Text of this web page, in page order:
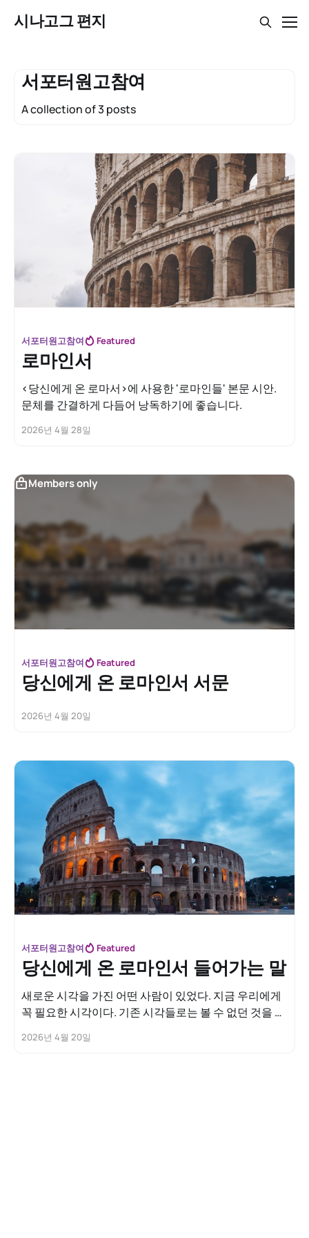
시나고그 편지
서포터원고참여
A collection of 3 posts
서포터원고참여 Featured
로마인서
<당신에게 온 로마서>에 사용한 '로마인들' 본문 시안.
문체를 간결하게 다듬어 낭독하기에 좋습니다.
2026년 4월 28일
Members only
서포터원고참여 Featured
당신에게 온 로마인서 서문
2026년 4월 20일
서포터원고참여 Featured
당신에게 온 로마인서 들어가는 말
새로운 시각을 가진 어떤 사람이 있었다. 지금 우리에게
꼭 필요한 시각이다. 기존 시각들로는 볼 수 없던 것을 볼
져 왔다. 세상에서 객관적 신뢰를 독차지하는 시각들이
2026년 4월 20일